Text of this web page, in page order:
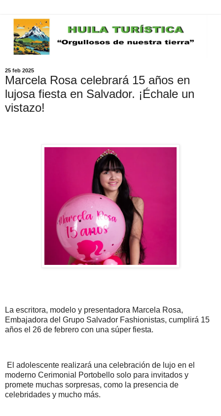
25 feb 2025
Marcela Rosa celebrará 15 años en
lujosa fiesta en Salvador. ¡Échale un
vistazo!
La escritora, modelo y presentadora Marcela Rosa,
Embajadora del Grupo Salvador Fashionistas, cumplirá 15
años el 26 de febrero con una súper fiesta.
El adolescente realizará una celebración de lujo en el
moderno Cerimonial Portobello solo para invitados y
promete muchas sorpresas, como la presencia de
celebridades y mucho más.